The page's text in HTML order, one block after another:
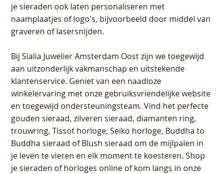
je sieraden ook laten personaliseren met
naamplaatjes of logo's, bijvoorbeeld door middel van
graveren of lasersnijden.
BijSialia Juwelier Amsterdam Oostzijn we toegewijd
aan uitzonderlijk vakmanschap en uitstekende
klantenservice. Geniet van een naadloze
winkelervaring met onze gebruiksvriendelijke website
en toegewijd ondersteuningsteam. Vind het perfecte
gouden sieraad, zilveren sieraad, diamanten ring,
trouwring, Tissot horloge, Seiko horloge, Buddha to
Buddha sieraad of Blush sieraad om de mijlpalen in
je leven te vieren en elk moment te koesteren. Shop
je sieraden of horloges online of kom langs in onze